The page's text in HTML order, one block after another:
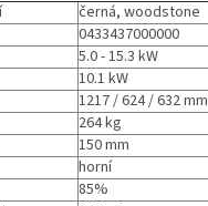
černá, woodstone
0433437000000
5.0 - 15.3 kW
10.1 kW
1217 / 624 / 632 mm
264 kg
150 mm
horní
85%